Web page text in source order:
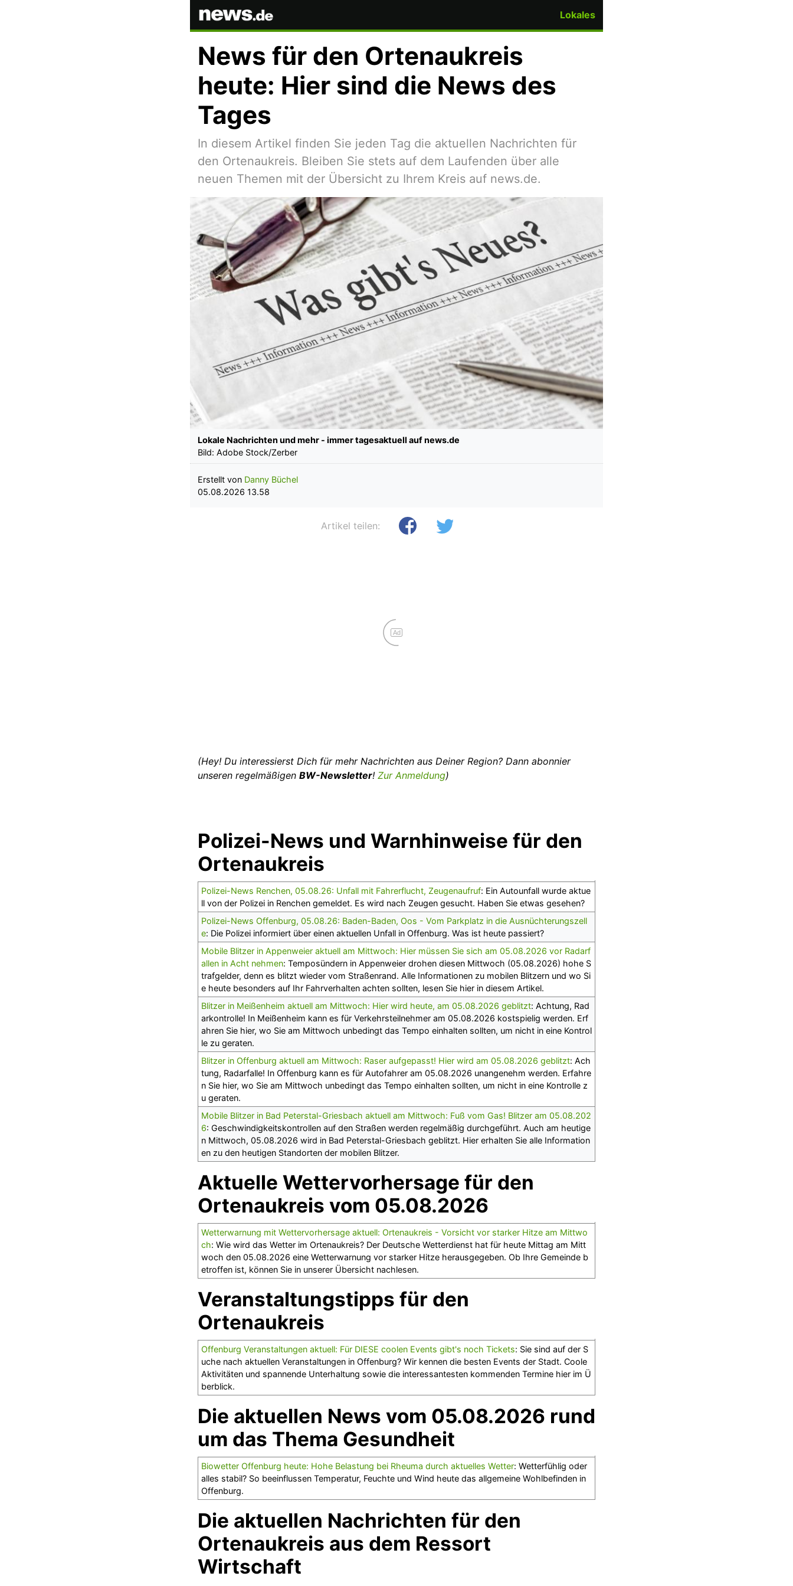
Lokales
News für den Ortenaukreis
heute: Hier sind die News des
Tages
In diesem Artikel finden Sie jeden Tag die aktuellen Nachrichten für
den Ortenaukreis. Bleiben Sie stets auf dem Laufenden über alle
neuen Themen mit der Übersicht zu Ihrem Kreis auf news.de.
Lokale Nachrichten und mehr - immer tagesaktuell auf news.de
Bild: Adobe Stock/Zerber
Erstellt von Danny Büchel
05.08.2026 13.58
Artikel teilen:
Ad
(Hey! Du interessierst Dich für mehr Nachrichten aus Deiner Region? Dann abonnier
unseren regelmäßigen BW-Newsletter! Zur Anmeldung)
Polizei-News und Warnhinweise für den
Ortenaukreis
Polizei-News Renchen, 05.08.26: Unfall mit Fahrerflucht, Zeugenaufruf: Ein Autounfall wurde aktue
ll von der Polizei in Renchen gemeldet. Es wird nach Zeugen gesucht. Haben Sie etwas gesehen?
Polizei-News Offenburg, 05.08.26: Baden-Baden, Oos - Vom Parkplatz in die Ausnüchterungszell
e: Die Polizei informiert über einen aktuellen Unfall in Offenburg. Was ist heute passiert?
Mobile Blitzer in Appenweier aktuell am Mittwoch: Hier müssen Sie sich am 05.08.2026 vor Radarf
allen in Acht nehmen: Temposündern in Appenweier drohen diesen Mittwoch (05.08.2026) hohe S
trafgelder, denn es blitzt wieder vom Straßenrand. Alle Informationen zu mobilen Blitzern und wo Si
e heute besonders auf Ihr Fahrverhalten achten sollten, lesen Sie hier in diesem Artikel.
Blitzer in Meißenheim aktuell am Mittwoch: Hier wird heute, am 05.08.2026 geblitzt: Achtung, Rad
arkontrolle! In Meißenheim kann es für Verkehrsteilnehmer am 05.08.2026 kostspielig werden. Erf
ahren Sie hier, wo Sie am Mittwoch unbedingt das Tempo einhalten sollten, um nicht in eine Kontrol
le zu geraten.
Blitzer in Offenburg aktuell am Mittwoch: Raser aufgepasst! Hier wird am 05.08.2026 geblitzt: Ach
tung, Radarfalle! In Offenburg kann es für Autofahrer am 05.08.2026 unangenehm werden. Erfahre
n Sie hier, wo Sie am Mittwoch unbedingt das Tempo einhalten sollten, um nicht in eine Kontrolle z
u geraten.
Mobile Blitzer in Bad Peterstal-Griesbach aktuell am Mittwoch: Fuß vom Gas! Blitzer am 05.08.202
6: Geschwindigkeitskontrollen auf den Straßen werden regelmäßig durchgeführt. Auch am heutige
n Mittwoch, 05.08.2026 wird in Bad Peterstal-Griesbach geblitzt. Hier erhalten Sie alle Information
en zu den heutigen Standorten der mobilen Blitzer.
Aktuelle Wettervorhersage für den
Ortenaukreis vom 05.08.2026
Wetterwarnung mit Wettervorhersage aktuell: Ortenaukreis - Vorsicht vor starker Hitze am Mittwo
ch: Wie wird das Wetter im Ortenaukreis? Der Deutsche Wetterdienst hat für heute Mittag am Mitt
woch den 05.08.2026 eine Wetterwarnung vor starker Hitze herausgegeben. Ob Ihre Gemeinde b
etroffen ist, können Sie in unserer Übersicht nachlesen.
Veranstaltungstipps für den
Ortenaukreis
Offenburg Veranstaltungen aktuell: Für DIESE coolen Events gibt's noch Tickets: Sie sind auf der S
uche nach aktuellen Veranstaltungen in Offenburg? Wir kennen die besten Events der Stadt. Coole
Aktivitäten und spannende Unterhaltung sowie die interessantesten kommenden Termine hier im Ü
berblick.
Die aktuellen News vom 05.08.2026 rund
um das Thema Gesundheit
Biowetter Offenburg heute: Hohe Belastung bei Rheuma durch aktuelles Wetter: Wetterfühlig oder
alles stabil? So beeinflussen Temperatur, Feuchte und Wind heute das allgemeine Wohlbefinden in
Offenburg.
Die aktuellen Nachrichten für den
Ortenaukreis aus dem Ressort
Wirtschaft